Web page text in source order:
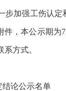
步加强工伤认
件，本公示期为
方式。
结论公示名单